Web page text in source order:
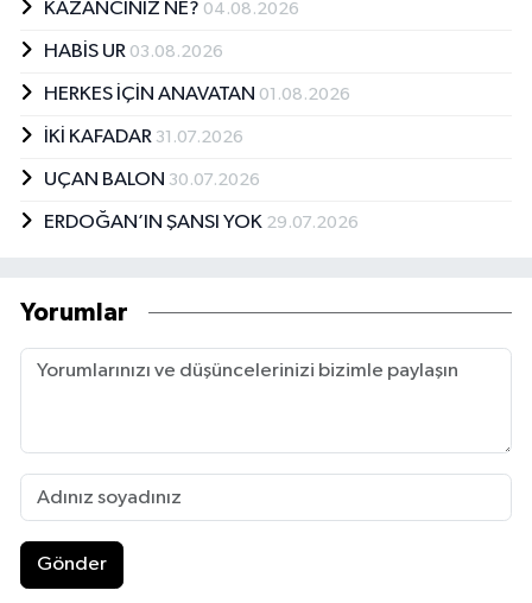
KAZANCINIZ NE? 04.08.2026
HABİS UR 03.08.2026
HERKES İÇİN ANAVATAN 01.08.2026
İKİ KAFADAR 31.07.2026
UÇAN BALON 30.07.2026
ERDOĞAN’IN ŞANSI YOK 29.07.2026
Yorumlar
Gönder